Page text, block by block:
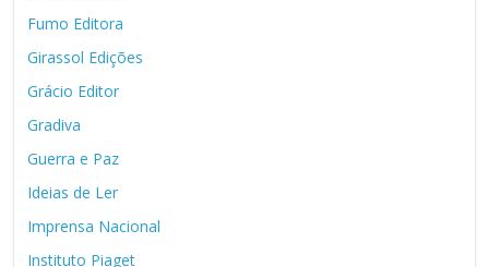
Fumo Editora
Girassol Edições
Grácio Editor
Gradiva
Guerra e Paz
Ideias de Ler
Imprensa Nacional
Instituto Piaget